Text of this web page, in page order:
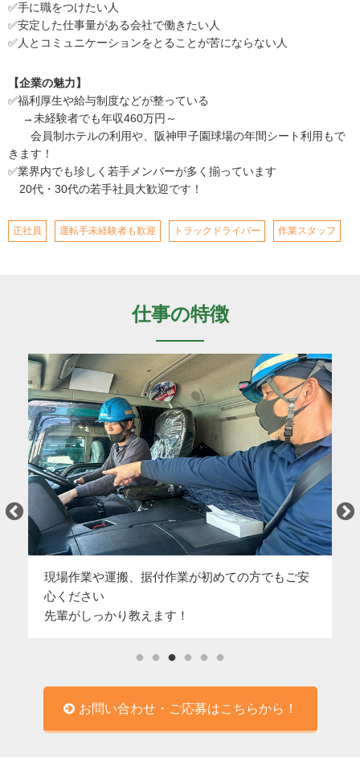
✅手に職をつけたい人
✅安定した仕事量がある会社で働きたい人
✅人とコミュニケーションをとることが苦にならない人
【企業の魅力】
✅福利厚生や給与制度などが整っている
→未経験者でも年収460万円～
会員制ホテルの利用や、阪神甲子園球場の年間シート利用もで
きます！
✅業界内でも珍しく若手メンバーが多く揃っています
20代・30代の若手社員大歓迎です！
正社員 運転手未経験者も歓迎 トラックドライバー 作業スタッフ
仕事の特徴
現場作業や運搬、据付作業が初めての方でもご安
心ください
先輩がしっかり教えます！
お問い合わせ・ご応募はこちらから！